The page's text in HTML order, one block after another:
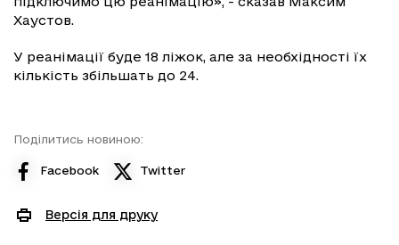
Хаустов.
У реанімації буде 18 ліжок, але за необхідності їх
кількість збільшать до 24.
Поділитись новиною:
Facebook Twitter
Версія для друку